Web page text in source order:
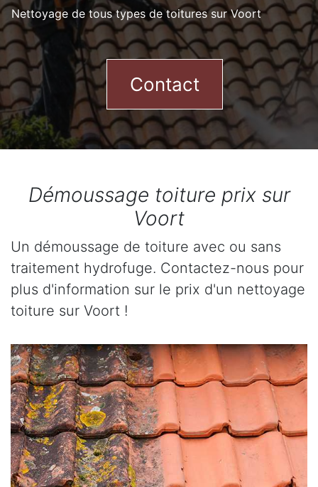
Nettoyage de tous types de toitures sur Voort
Contact
Démoussage toiture prix sur
Voort
Un démoussage de toiture avec ou sans
traitement hydrofuge. Contactez-nous pour
plus d'information sur le prix d'un nettoyage
toiture sur Voort !